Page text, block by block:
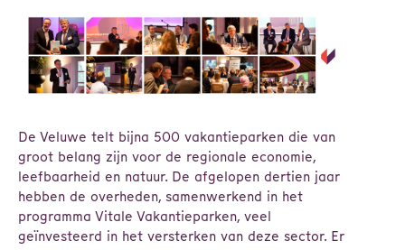
De Veluwe telt bijna 500 vakantieparken die van
groot belang zijn voor de regionale economie,
leefbaarheid en natuur. De afgelopen dertien jaar
hebben de overheden, samenwerkend in het
programma Vitale Vakantieparken, veel
geïnvesteerd in het versterken van deze sector. Er